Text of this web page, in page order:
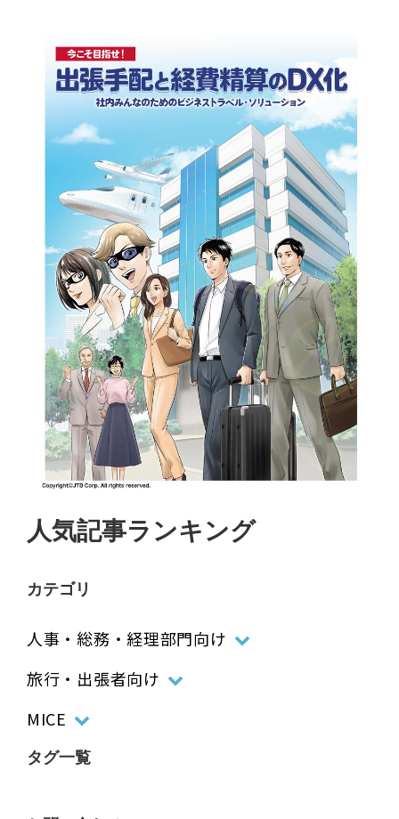
人気記事ランキング
カテゴリ
人事・総務・経理部門向け
旅行・出張者向け
MICE
タグ一覧